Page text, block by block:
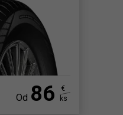
Od 86
€
ks